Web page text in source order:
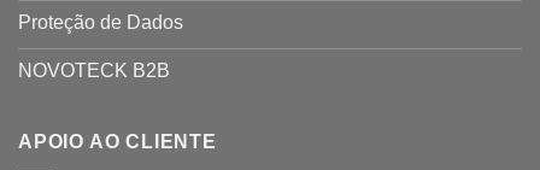
Proteção de Dados
NOVOTECK B2B
APOIO AO CLIENTE